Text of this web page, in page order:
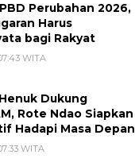
Perubahan 2026,
Harus
bagi Rakyat
WITA
Dukung
Rote Ndao Siapkan
Hadapi Masa Depan
WITA